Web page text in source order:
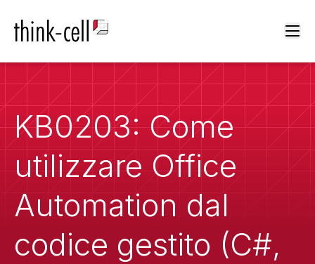
KB0203: Come
utilizzare Office
Automation dal
codice gestito (C#,